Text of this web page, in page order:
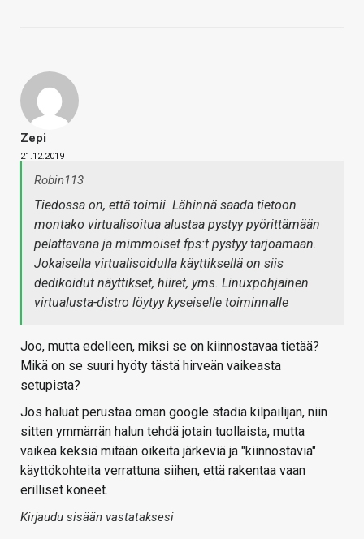
Zepi
21.12.2019
Robin113
Tiedossa on, että toimii. Lähinnä saada tietoon
montako virtualisoitua alustaa pystyy pyörittämään
pelattavana ja mimmoiset fps:t pystyy tarjoamaan.
Jokaisella virtualisoidulla käyttiksellä on siis
dedikoidut näyttikset, hiiret, yms. Linuxpohjainen
virtualusta-distro löytyy kyseiselle toiminnalle
Joo, mutta edelleen, miksi se on kiinnostavaa tietää?
Mikä on se suuri hyöty tästä hirveän vaikeasta
setupista?
Jos haluat perustaa oman google stadia kilpailijan, niin
sitten ymmärrän halun tehdä jotain tuollaista, mutta
vaikea keksiä mitään oikeita järkeviä ja "kiinnostavia"
käyttökohteita verrattuna siihen, että rakentaa vaan
erilliset koneet.
Kirjaudu sisään vastataksesi